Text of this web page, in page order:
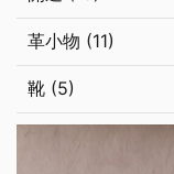
革小物 (11)
靴 (5)